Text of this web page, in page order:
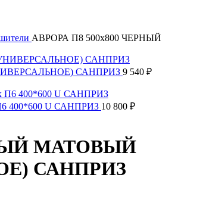
АВРОРА П8 500х800 ЧЕРНЫЙ
САНПРИЗ 9 540 ₽
П6 400*600 U САНПРИЗ 10 800 ₽
МАТОВЫЙ
САНПРИЗ